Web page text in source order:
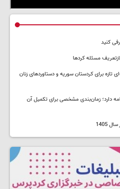
کنید
مسئله کردها
تازه برای کردستان سوریه و دستاوردهای زنان
دارد؛ زمان‌بندی مشخصی برای تکمیل آن
1405